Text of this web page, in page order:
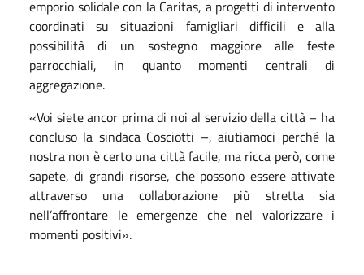
emporio solidale con la Caritas, a progetti di intervento
coordinati su situazioni famigliari difficili e alla
possibilità di un sostegno maggiore alle feste
parrocchiali, in quanto momenti centrali di
aggregazione.
«Voi siete ancor prima di noi al servizio della città – ha
concluso la sindaca Cosciotti –, aiutiamoci perché la
nostra non è certo una città facile, ma ricca però, come
sapete, di grandi risorse, che possono essere attivate
attraverso una collaborazione più stretta sia
nell’affrontare le emergenze che nel valorizzare i
momenti positivi».